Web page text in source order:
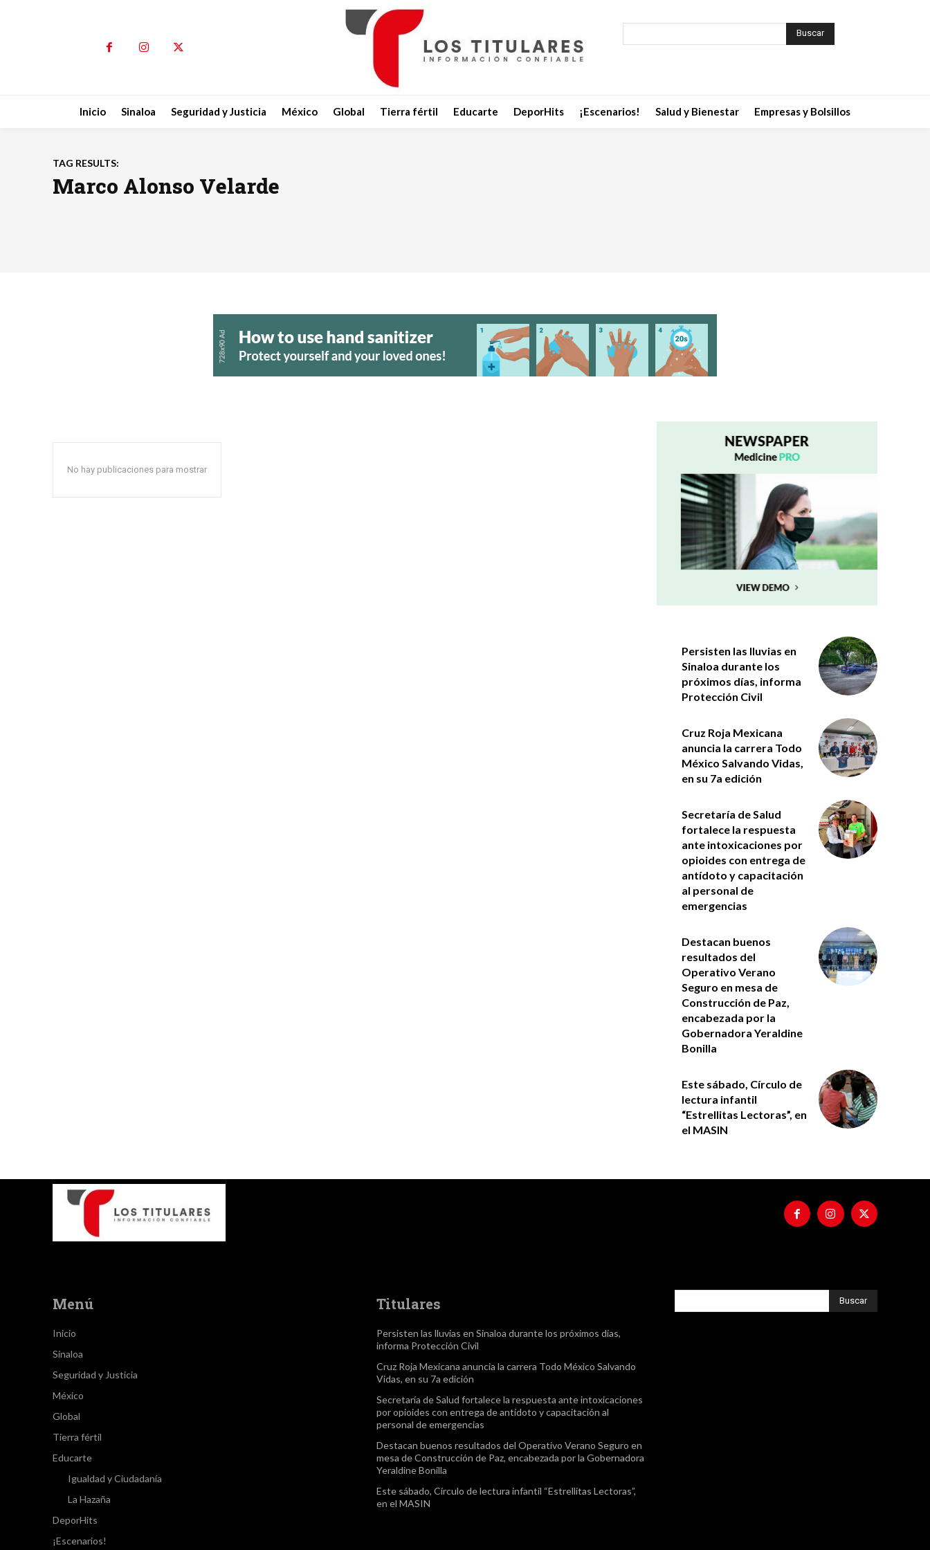
Buscar
Inicio Sinaloa Seguridad y Justicia México Global Tierra fértil Educarte DeporHits ¡Escenarios! Salud y Bienestar Empresas y Bolsillos
TAG RESULTS:
Marco Alonso Velarde
No hay publicaciones para mostrar
Persisten las lluvias en
Sinaloa durante los
próximos días, informa
Protección Civil
Cruz Roja Mexicana
anuncia la carrera Todo
México Salvando Vidas,
en su 7a edición
Secretaría de Salud
fortalece la respuesta
ante intoxicaciones por
opioides con entrega de
antídoto y capacitación
al personal de
emergencias
Destacan buenos
resultados del
Operativo Verano
Seguro en mesa de
Construcción de Paz,
encabezada por la
Gobernadora Yeraldine
Bonilla
Este sábado, Círculo de
lectura infantil
“Estrellitas Lectoras”, en
el MASIN
Menú
Inicio
Sinaloa
Seguridad y Justicia
México
Global
Tierra fértil
Educarte
Igualdad y Ciudadanía
La Hazaña
DeporHits
¡Escenarios!
Titulares
Persisten las lluvias en Sinaloa durante los próximos días,
informa Protección Civil
Cruz Roja Mexicana anuncia la carrera Todo México Salvando
Vidas, en su 7a edición
Secretaría de Salud fortalece la respuesta ante intoxicaciones
por opioides con entrega de antídoto y capacitación al
personal de emergencias
Destacan buenos resultados del Operativo Verano Seguro en
mesa de Construcción de Paz, encabezada por la Gobernadora
Yeraldine Bonilla
Este sábado, Círculo de lectura infantil “Estrellitas Lectoras”,
en el MASIN
Buscar